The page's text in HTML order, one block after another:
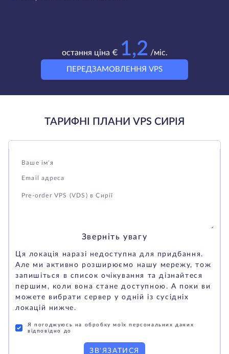
остання ціна € 1,2 /міс.
ПЕРЕДЗАМОВЛЕННЯ VPS
ТАРИФНІ ПЛАНИ VPS СИРІЯ
Зверніть увагу
Ця локація наразі недоступна для придбання.
Але ми активно розширюємо нашу мережу, тож
запишіться в список очікування та дізнайтеся
першим, коли вона стане доступною. А поки ви
можете вибрати сервер у одній із сусідніх
локацій нижче.
Я погоджуюсь на обробку моїх персональних даних
відповідно до
ЗВ'ЯЗАТИСЯ